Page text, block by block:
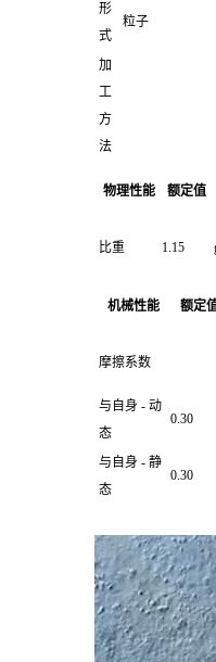
形
式
粒子
加
工
方
法
物理性能 额定值
比重 1.15
机械性能 额定
摩擦系数
与自身 - 动
态
0.30
与自身 - 静
态
0.30